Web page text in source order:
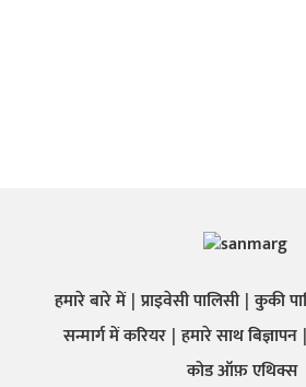
हमारे बारे में प्राइवेसी पालिसी कुकी
सन्मार्ग में करियर हमारे साथ बिज्ञापन
कोड ऑफ़ एथिक्स